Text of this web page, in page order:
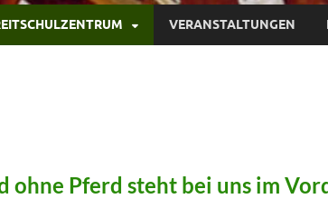
VERANSTALTUNGEN
ohne Pferd steht bei uns im